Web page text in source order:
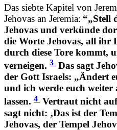
Das siebte Kapitel von
Jehovas an Jeremia: “„Stell
Jehovas und verkünde
die Worte Jehovas, all ihr
durch diese Tore kommt,
verneigen. 3 Das sagt
der Gott Israels: „Ändert
und ich werde euch
lassen. 4 Vertraut nicht
sagt nicht: ‚Das ist der
Jehovas, der Tempel